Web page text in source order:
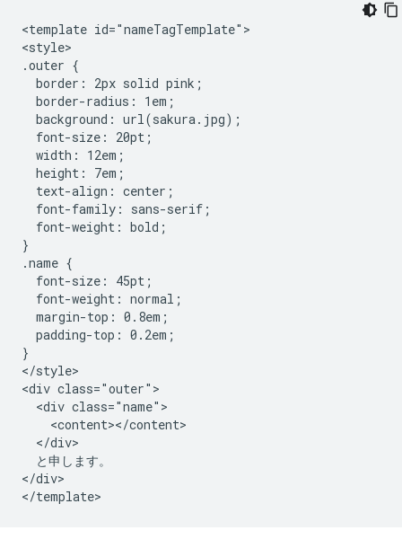
<template id="nameTagTemplate">
<style>
.outer {
  border: 2px solid pink;
  border-radius: 1em;
  background: url(sakura.jpg);
  font-size: 20pt;
  width: 12em;
  height: 7em;
  text-align: center;
  font-family: sans-serif;
  font-weight: bold;
}
.name {
  font-size: 45pt;
  font-weight: normal;
  margin-top: 0.8em;
  padding-top: 0.2em;
}
</style>
<div class="outer">
  <div class="name">
    <content></content>
  </div>
  と申します。
</div>